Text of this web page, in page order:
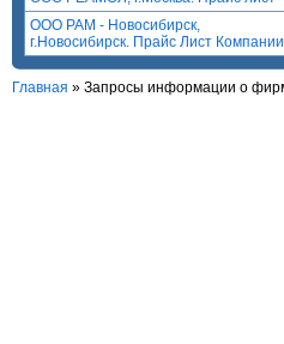
ООО РАМ - Новосибирск,
г.Новосибирск. Прайс Лист
Главная » Запросы информации о